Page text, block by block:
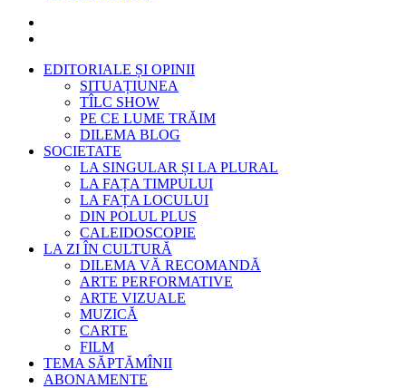
EDITORIALE ȘI OPINII
SITUAȚIUNEA
TÎLC SHOW
PE CE LUME TRĂIM
DILEMA BLOG
SOCIETATE
LA SINGULAR ȘI LA PLURAL
LA FAȚA TIMPULUI
LA FAȚA LOCULUI
DIN POLUL PLUS
CALEIDOSCOPIE
LA ZI ÎN CULTURĂ
DILEMA VĂ RECOMANDĂ
ARTE PERFORMATIVE
ARTE VIZUALE
MUZICĂ
CARTE
FILM
TEMA SĂPTĂMÎNII
ABONAMENTE